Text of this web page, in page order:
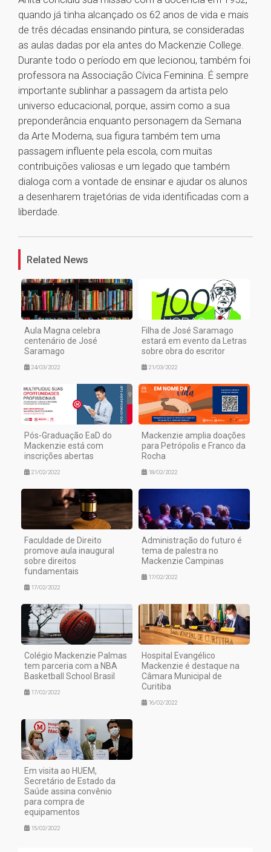
quando já tinha alcançado os 62 anos de vida e mais
de três décadas ensinando pintura, se consideradas
as aulas dadas por ela antes do Mackenzie College.
Durante todo o período em que lecionou, também foi
professora na Associação Cívica Feminina. É sempre
importante sublinhar a passagem da artista pelo
universo educacional, porque, assim como a sua
preponderância enquanto personagem da Semana
da Arte Moderna, sua figura também tem uma
passagem influente pela escola, com muitas
contribuições valiosas e um legado que também
dialoga com a vontade de ensinar e ajudar os alunos
a desenharem trajetórias de vida identificadas com a
liberdade.
Related News
Aula Magna celebra
centenário de José
Saramago
24/03/2022
Filha de José Saramago
estará em evento da Letras
sobre obra do escritor
21/03/2022
Pós-Graduação EaD do
Mackenzie está com
inscrições abertas
21/02/2022
Mackenzie amplia doações
para Petrópolis e Franco da
Rocha
18/02/2022
Faculdade de Direito
promove aula inaugural
sobre direitos
fundamentais
17/02/2022
Administração do futuro é
tema de palestra no
Mackenzie Campinas
17/02/2022
Colégio Mackenzie Palmas
tem parceria com a NBA
Basketball School Brasil
17/02/2022
Hospital Evangélico
Mackenzie é destaque na
Câmara Municipal de
Curitiba
16/02/2022
Em visita ao HUEM,
Secretário de Estado da
Saúde assina convênio
para compra de
equipamentos
15/02/2022